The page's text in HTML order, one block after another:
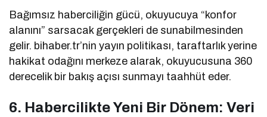
Bağımsız haberciliğin gücü, okuyucuya “konfor
alanını” sarsacak gerçekleri de sunabilmesinden
gelir. bihaber.tr’nin yayın politikası, taraftarlık yerine
hakikat odağını merkeze alarak, okuyucusuna 360
derecelik bir bakış açısı sunmayı taahhüt eder.
6. Habercilikte Yeni Bir Dönem: Veri